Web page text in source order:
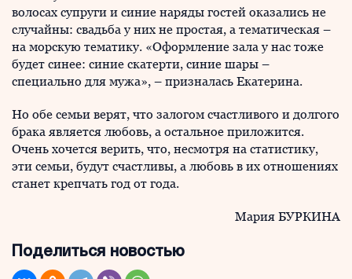
волосах супруги и синие наряды гостей оказались не
случайны: свадьба у них не простая, а тематическая –
на морскую тематику. «Оформление зала у нас тоже
будет синее: синие скатерти, синие шары –
специально для мужа», – призналась Екатерина.
Но обе семьи верят, что залогом счастливого и долгого
брака является любовь, а остальное приложится.
Очень хочется верить, что, несмотря на статистику,
эти семьи, будут счастливы, а любовь в их отношениях
станет крепчать год от года.
Мария БУРКИНА
Поделиться новостью